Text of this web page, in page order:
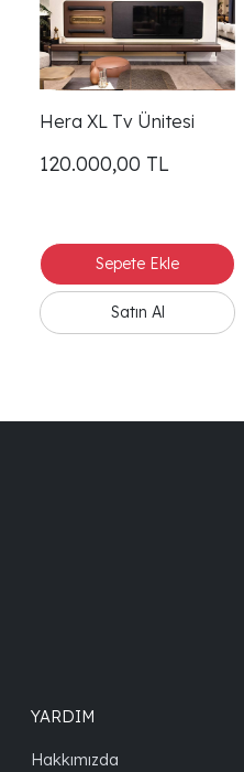
Hera XL Tv Ünitesi
120.000,00 TL
YARDIM
Hakkımızda